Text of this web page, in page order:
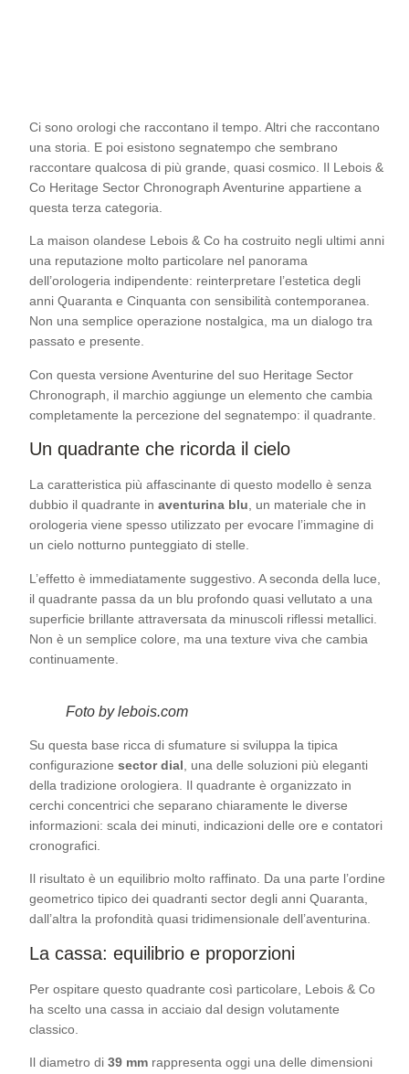
Ci sono orologi che raccontano il tempo. Altri che raccontano
una storia. E poi esistono segnatempo che sembrano
raccontare qualcosa di più grande, quasi cosmico. Il Lebois &
Co Heritage Sector Chronograph Aventurine appartiene a
questa terza categoria.
La maison olandese Lebois & Co ha costruito negli ultimi anni
una reputazione molto particolare nel panorama
dell’orologeria indipendente: reinterpretare l’estetica degli
anni Quaranta e Cinquanta con sensibilità contemporanea.
Non una semplice operazione nostalgica, ma un dialogo tra
passato e presente.
Con questa versione Aventurine del suo Heritage Sector
Chronograph, il marchio aggiunge un elemento che cambia
completamente la percezione del segnatempo: il quadrante.
Un quadrante che ricorda il cielo
La caratteristica più affascinante di questo modello è senza
dubbio il quadrante in aventurina blu , un materiale che in
orologeria viene spesso utilizzato per evocare l’immagine di
un cielo notturno punteggiato di stelle.
L’effetto è immediatamente suggestivo. A seconda della luce,
il quadrante passa da un blu profondo quasi vellutato a una
superficie brillante attraversata da minuscoli riflessi metallici.
Non è un semplice colore, ma una texture viva che cambia
continuamente.
Foto by lebois.com
Su questa base ricca di sfumature si sviluppa la tipica
configurazione sector dial , una delle soluzioni più eleganti
della tradizione orologiera. Il quadrante è organizzato in
cerchi concentrici che separano chiaramente le diverse
informazioni: scala dei minuti, indicazioni delle ore e contatori
cronografici.
Il risultato è un equilibrio molto raffinato. Da una parte l’ordine
geometrico tipico dei quadranti sector degli anni Quaranta,
dall’altra la profondità quasi tridimensionale dell’aventurina.
La cassa: equilibrio e proporzioni
Per ospitare questo quadrante così particolare, Lebois & Co
ha scelto una cassa in acciaio dal design volutamente
classico.
Il diametro di 39 mm rappresenta oggi una delle dimensioni